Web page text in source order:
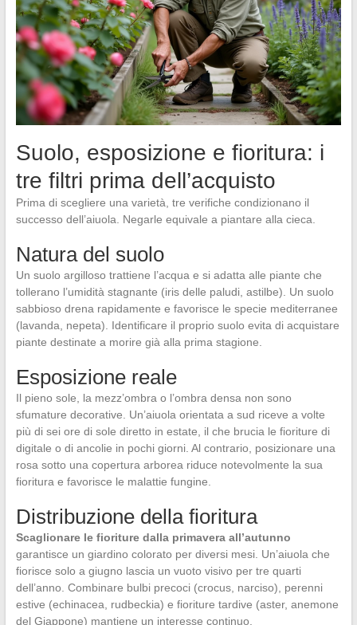
Suolo, esposizione e fioritura: i
tre filtri prima dell’acquisto
Prima di scegliere una varietà, tre verifiche condizionano il
successo dell’aiuola. Negarle equivale a piantare alla cieca.
Natura del suolo
Un suolo argilloso trattiene l’acqua e si adatta alle piante che
tollerano l’umidità stagnante (iris delle paludi, astilbe). Un suolo
sabbioso drena rapidamente e favorisce le specie mediterranee
(lavanda, nepeta). Identificare il proprio suolo evita di acquistare
piante destinate a morire già alla prima stagione.
Esposizione reale
Il pieno sole, la mezz’ombra o l’ombra densa non sono
sfumature decorative. Un’aiuola orientata a sud riceve a volte
più di sei ore di sole diretto in estate, il che brucia le fioriture di
digitale o di ancolie in pochi giorni. Al contrario, posizionare una
rosa sotto una copertura arborea riduce notevolmente la sua
fioritura e favorisce le malattie fungine.
Distribuzione della fioritura
Scaglionare le fioriture dalla primavera all’autunno
garantisce un giardino colorato per diversi mesi. Un’aiuola che
fiorisce solo a giugno lascia un vuoto visivo per tre quarti
dell’anno. Combinare bulbi precoci (crocus, narciso), perenni
estive (echinacea, rudbeckia) e fioriture tardive (aster, anemone
del Giappone) mantiene un interesse continuo.